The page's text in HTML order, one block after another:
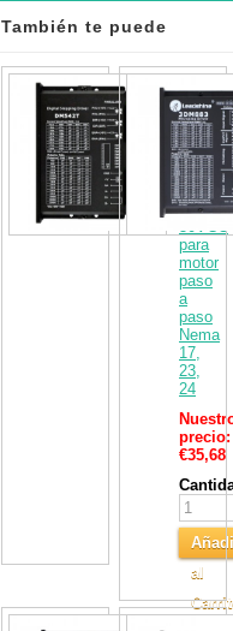
También te puede
interesar
paso
a
paso
digital
1,0-
4,2A
20-
50VCC
para
motor
paso
a
paso
Nema
17,
23,
24
precio:
€35,68
al